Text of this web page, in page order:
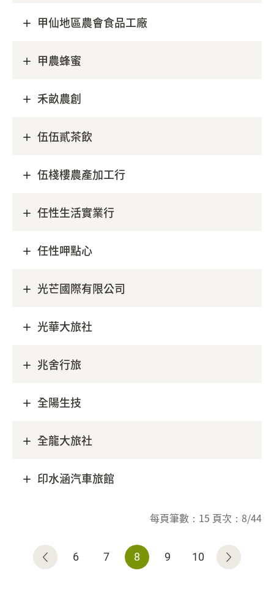
甲仙地區農會食品工廠
甲農蜂蜜
禾畝農創
伍伍貳茶飲
伍棧樓農產加工行
任性生活實業行
任性呷點心
光芒國際有限公司
光華大旅社
兆舍行旅
全陽生技
全龍大旅社
印水涵汽車旅館
每頁筆數：15 頁次：8/44
6 7 8 9 10